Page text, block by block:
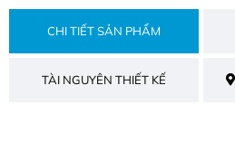
CHI TIẾT SẢN PHẨM
TÀI NGUYÊN THIẾT KẾ